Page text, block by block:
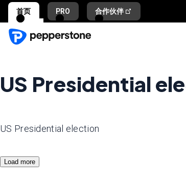
首页 PRO 合作伙伴
US Presidential
US Presidential election
Load more